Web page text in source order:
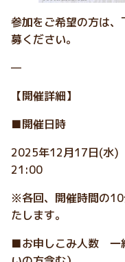
参加をご希望の方は
募ください。
—
【開催詳細】
■開催日時
2025年12月17日(
21:00
※各回、開催時間の
たします。
■お申しこみ人数 一